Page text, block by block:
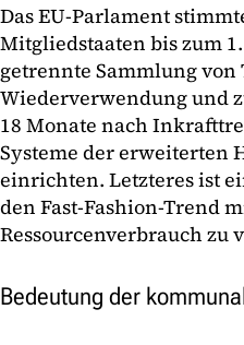
Das EU-Parlament
Mitgliedstaaten bis zum
getrennte Sammlung
Wiederverwendung und
18 Monate nach
Systeme der erweiterten
einrichten. Letzteres ist
den Fast-Fashion-Trend
Ressourcenverbrauch zu
Bedeutung der